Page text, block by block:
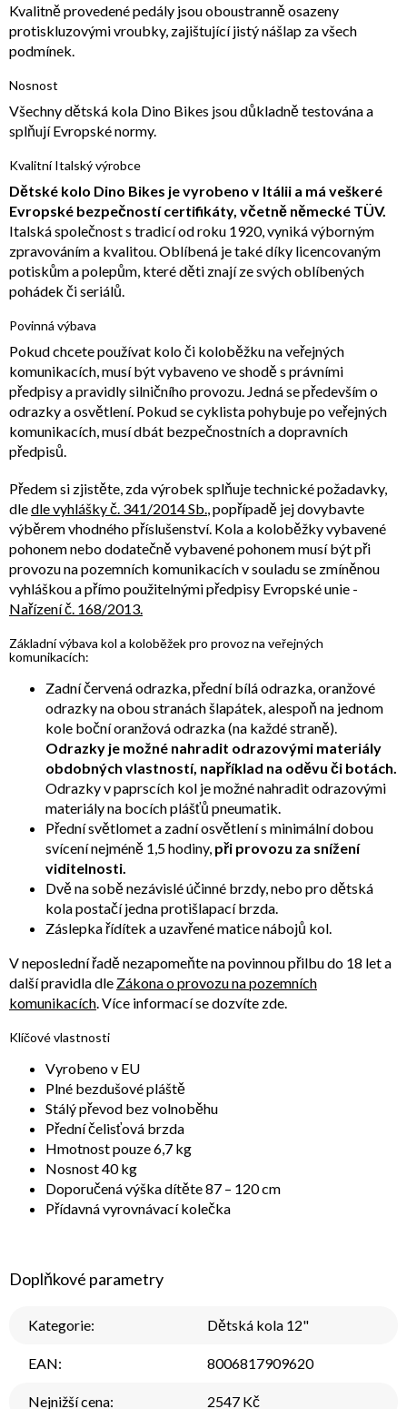
Kvalitně provedené pedály jsou oboustranně osazeny
protiskluzovými vroubky, zajištující jistý nášlap za všech
podmínek.
Nosnost
Všechny dětská kola Dino Bikes jsou důkladně testována a
splňují Evropské normy.
Kvalitní Italský výrobce
Dětské kolo Dino Bikes je vyrobeno v Itálii a má veškeré
Evropské bezpečností certifikáty, včetně německé TÜV.
Italská společnost s tradicí od roku 1920, vyniká výborným
zpravováním a kvalitou. Oblíbená je také díky licencovaným
potiskům a polepům, které děti znají ze svých oblíbených
pohádek či seriálů.
Povinná výbava
Pokud chcete používat kolo či koloběžku na veřejných
komunikacích, musí být vybaveno ve shodě s právními
předpisy a pravidly silničního provozu. Jedná se především o
odrazky a osvětlení. Pokud se cyklista pohybuje po veřejných
komunikacích, musí dbát bezpečnostních a dopravních
předpisů.
Předem si zjistěte, zda výrobek splňuje technické požadavky,
dledle vyhlášky č. 341/2014 Sb., popřípadě jej dovybavte
výběrem vhodného příslušenství. Kola a koloběžky vybavené
pohonem nebo dodatečně vybavené pohonem musí být při
provozu na pozemních komunikacích v souladu se zmíněnou
vyhláškou a přímo použitelnými předpisy Evropské unie -
Nařízení č. 168/2013.
Základní výbava kol a koloběžek pro provoz na veřejných
komunikacích:
Zadní červená odrazka, přední bílá odrazka, oranžové
odrazky na obou stranách šlapátek, alespoň na jednom
kole boční oranžová odrazka (na každé straně).
Odrazky je možné nahradit odrazovými materiály
obdobných vlastností, například na oděvu či botách.
Odrazky v paprscích kol je možné nahradit odrazovými
materiály na bocích plášťů pneumatik.
Přední světlomet a zadní osvětlení s minimální dobou
svícení nejméně 1,5 hodiny, při provozu za snížení
viditelnosti.
Dvě na sobě nezávislé účinné brzdy, nebo pro dětská
kola postačí jedna protišlapací brzda.
Záslepka řídítek a uzavřené matice nábojů kol.
V neposlední řadě nezapomeňte na povinnou přilbu do 18 let a
další pravidla dle Zákona o provozu na pozemních
komunikacích. Více informací se dozvíte zde.
Klíčové vlastnosti
Vyrobeno v EU
Plné bezdušové pláště
Stálý převod bez volnoběhu
Přední čelisťová brzda
Hmotnost pouze 6,7 kg
Nosnost 40 kg
Doporučená výška dítěte 87 – 120 cm
Přídavná vyrovnávací kolečka
Doplňkové parametry
Kategorie: Dětská kola 12"
EAN: 8006817909620
Nejnižší cena: 2547 Kč